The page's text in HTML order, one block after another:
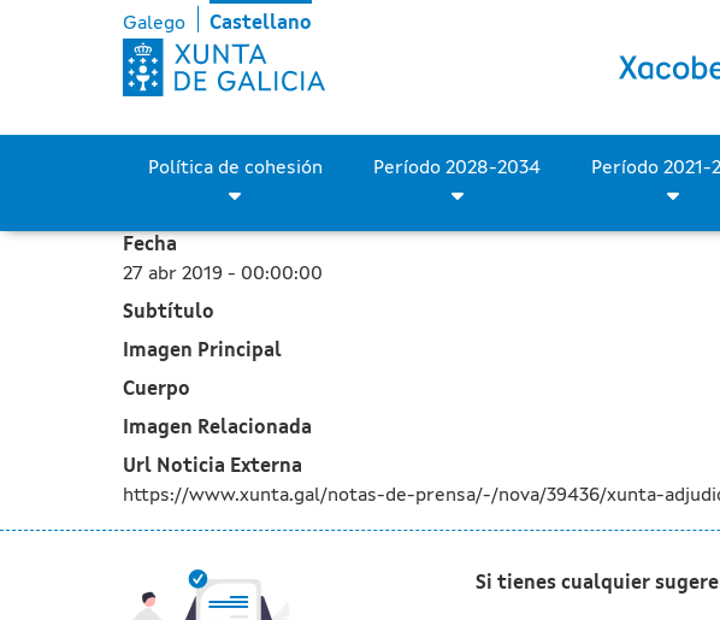
La Xunta adjudica las obras para
Saltar al contenido principal
Galego Castellano
Fecha
27 abr 2019 - 00:00:00
Subtítulo
Imagen Principal
Cuerpo
Imagen Relacionada
Url Noticia Externa
https://www.xunta.gal/notas-de-prensa/-/nova/39436/xunta-
Si tienes cualquier